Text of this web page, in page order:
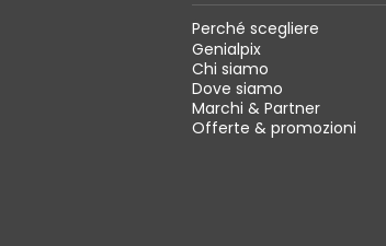
Perché scegliere
Genialpix
Chi siamo
Dove siamo
Marchi & Partner
Offerte & promozioni